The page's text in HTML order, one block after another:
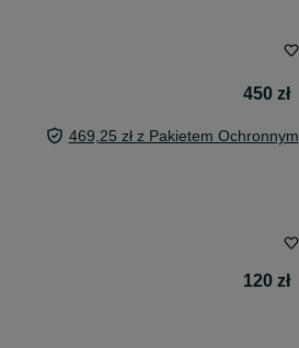
450 zł
469,25 zł z Pakietem Ochronnym
120 zł